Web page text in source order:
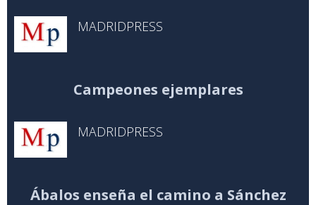
MADRIDPRESS
Campeones ejemplares
MADRIDPRESS
Ábalos enseña el camino a Sánchez